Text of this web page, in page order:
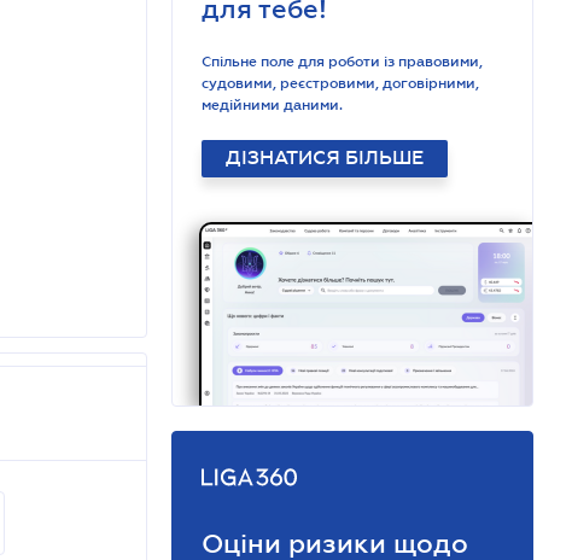
для тебе!
Спільне поле для роботи із правовими,
судовими, реєстровими, договірними,
медійними даними.
ДІЗНАТИСЯ БІЛЬШЕ
Оціни ризики щодо